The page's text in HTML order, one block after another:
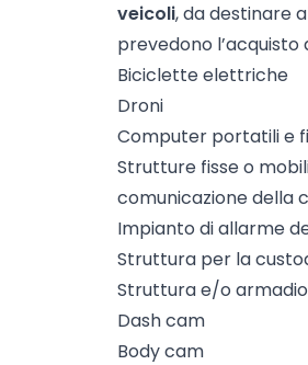
veicoli, da destinare
prevedono l’acquisto
Biciclette elettriche
Droni
Computer portatili e
Strutture fisse o
comunicazione della
Impianto di allarme
Struttura per la
Struttura e/o
Dash cam
Body cam